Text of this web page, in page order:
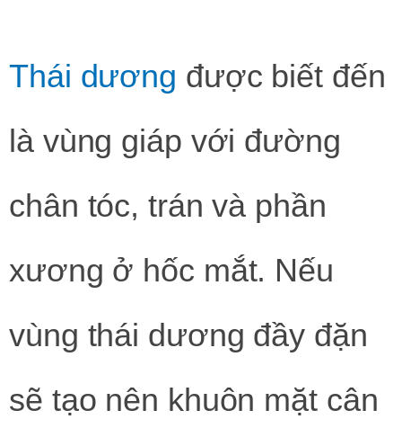
Thái dương được biết đến
là vùng giáp với đường
chân tóc, trán và phần
xương ở hốc mắt. Nếu
vùng thái dương đầy đặn
sẽ tạo nên khuôn mặt cân